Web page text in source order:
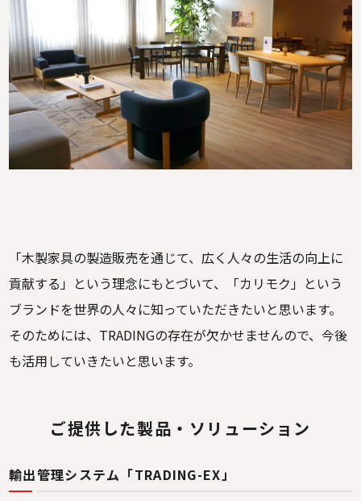
「木製家具の製造販売を通じて、広く人々の生活の向上に
貢献する」という理念にもとづいて、「カリモク」という
ブランドを世界の人々に知っていただきたいと思います。
そのためには、TRADINGの存在が欠かせませんので、今後
も活用していきたいと思います。
ご提供した製品・ソリューション
輸出管理システム「TRADING-EX」